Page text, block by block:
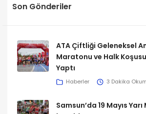
Son Gönderiler
ATA Çiftliği Geleneksel
Maratonu ve Halk
Yaptı
Haberler 3 Dakika
Samsun’da 19 Mayıs